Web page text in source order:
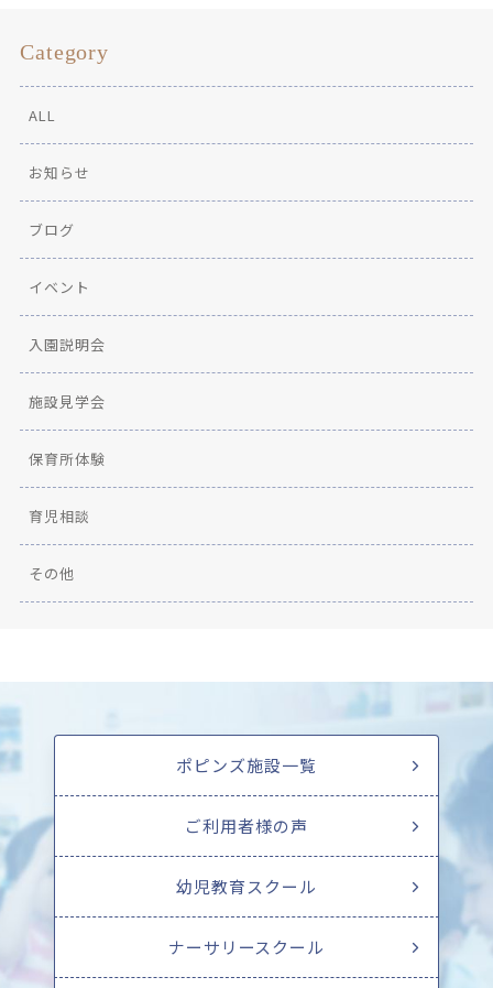
Category
ALL
お知らせ
ブログ
イベント
入園説明会
施設見学会
保育所体験
育児相談
その他
ポピンズ施設一覧
ご利用者様の声
幼児教育スクール
ナーサリースクール